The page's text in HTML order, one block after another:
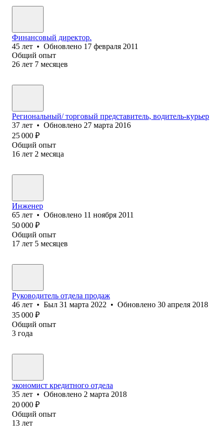
Финансовый директор.
45 лет • Обновлено 17 февраля 2011
Общий опыт
26 лет 7 месяцев
Региональный/ торговый представитель, водитель-курьер
37 лет • Обновлено 27 марта 2016
25 000 ₽
Общий опыт
16 лет 2 месяца
Инженер
65 лет • Обновлено 11 ноября 2011
50 000 ₽
Общий опыт
17 лет 5 месяцев
Руководитель отдела продаж
46 лет • Был 31 марта 2022 • Обновлено 30 апреля 2018
35 000 ₽
Общий опыт
3 года
экономист кредитного отдела
35 лет • Обновлено 2 марта 2018
20 000 ₽
Общий опыт
13 лет